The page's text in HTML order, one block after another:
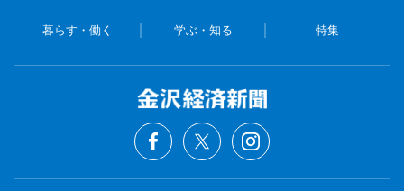
暮らす・働く 学ぶ・知る 特集